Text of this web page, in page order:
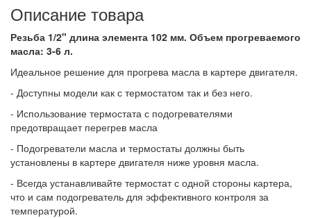
Описание товара
Резьба 1/2" длина элемента 102 мм. Объем прогреваемого
масла: 3-6 л.
Идеальное решение для прогрева масла в картере двигателя.
- Доступны модели как с термостатом так и без него.
- Использование термостата с подогревателями
предотвращает перегрев масла
- Подогреватели масла и термостаты должны быть
установлены в картере двигателя ниже уровня масла.
- Всегда устанавливайте термостат с одной стороны картера,
что и сам подогреватель для эффективного контроля за
температурой.